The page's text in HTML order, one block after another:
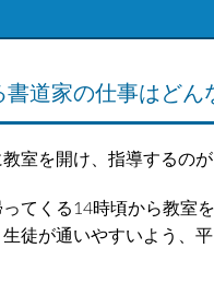
道家の仕事はどん
室を開け、指導するのが
てくる14時頃から教室
徒が通いやすいよう、